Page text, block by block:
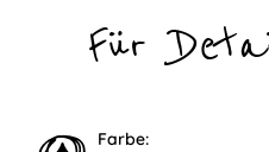
Für
Farbe: